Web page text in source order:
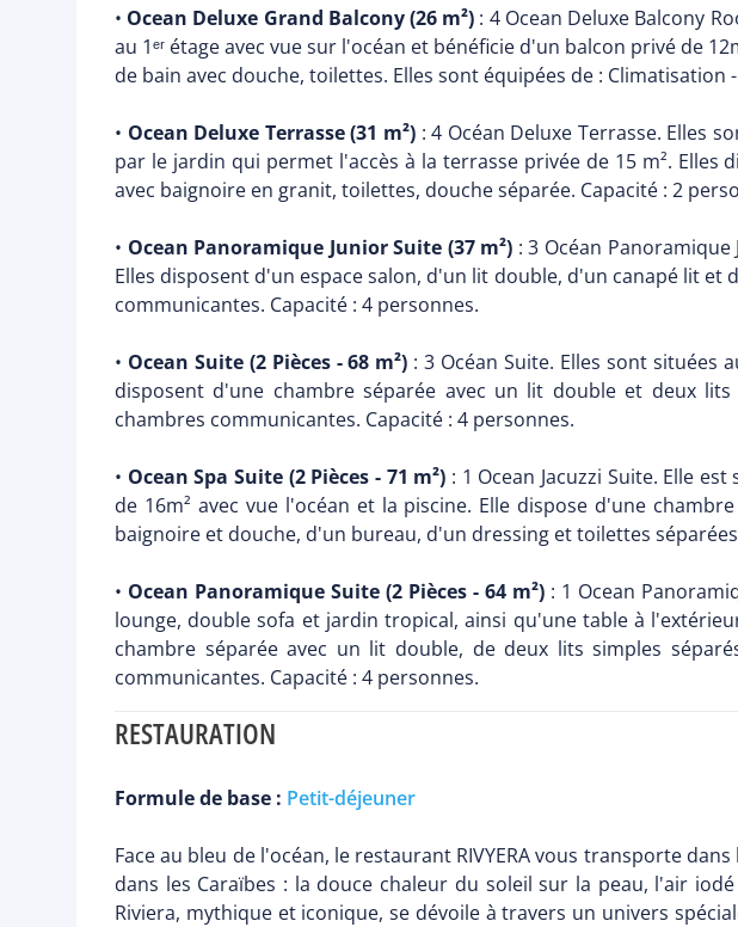
• Ocean Deluxe Grand Balcony (26 m²) : 4 Ocean Deluxe Balcony
au 1ᵉʳ étage avec vue sur l'océan et bénéficie d'un balcon privé de
de bain avec douche, toilettes. Elles sont équipées de :
• Ocean Deluxe Terrasse (31 m²): 4 Océan Deluxe Terrasse. Elles
par le jardin qui permet l'accès à la terrasse privée de 15 m².
avec baignoire en granit, toilettes, douche séparée. Capacité : 2
• Ocean Panoramique Junior Suite (37 m²) : 3 Océan
Elles disposent d'un espace salon, d'un lit double, d'un canapé lit
communicantes. Capacité : 4 personnes.
• Ocean Suite (2 Pièces - 68 m²) : 3 Océan Suite. Elles sont situées
disposent d'une chambre séparée avec un lit double et deux
chambres communicantes. Capacité : 4 personnes.
• Ocean Spa Suite (2 Pièces - 71 m²) : 1 Ocean Jacuzzi Suite. Elle
de 16m² avec vue l'océan et la piscine. Elle dispose d'une
baignoire et douche, d'un bureau, d'un dressing et toilettes
• Ocean Panoramique Suite (2 Pièces - 64 m²) : 1 Ocean
lounge, double sofa et jardin tropical, ainsi qu'une table à
chambre séparée avec un lit double, de deux lits simples
communicantes. Capacité : 4 personnes.
RESTAURATION
Formule de base : Petit-déjeuner
Face au bleu de l'océan, le restaurant RIVYERA vous transporte
dans les Caraïbes : la douce chaleur du soleil sur la peau, l'air
Riviera, mythique et iconique, se dévoile à travers un univers